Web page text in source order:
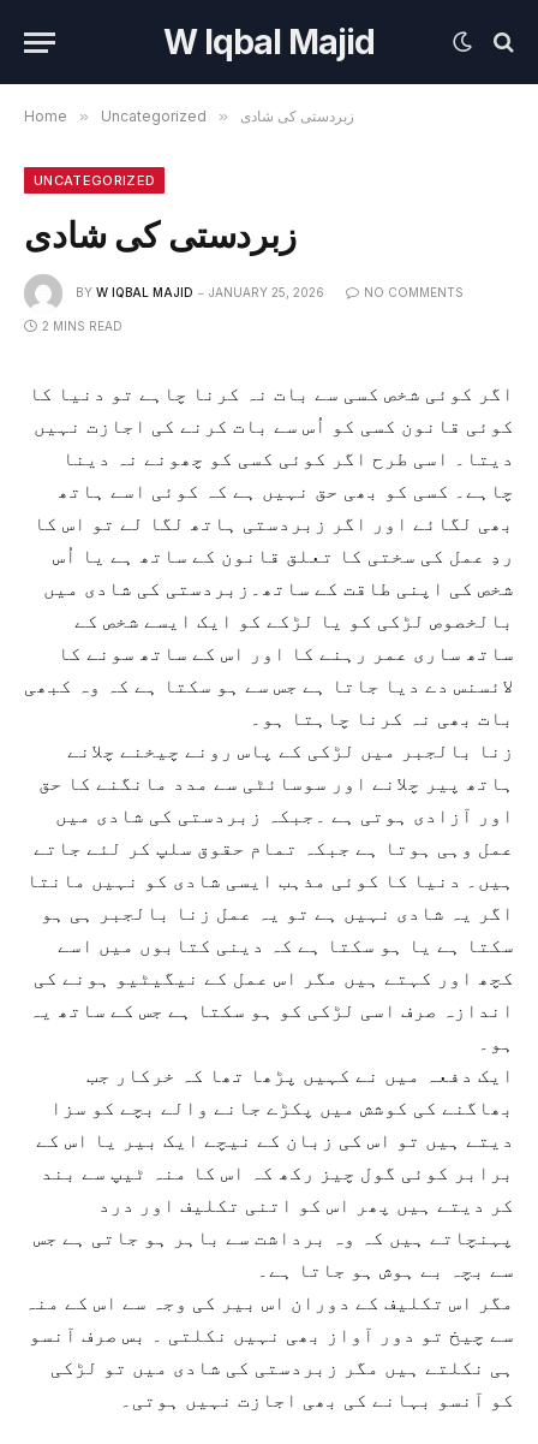
W Iqbal Majid
Home » Uncategorized » زبردستی کی شادی
UNCATEGORIZED
زبردستی کی شادی
BY W IQBAL MAJID JANUARY 25, 2026 NO COMMENTS
2 MINS READ
اگر کوئی شخص کسی سے بات نہ کرنا چاہے تو دنیا کا
کوئی قانون کسی کو اُس سے بات کرنے کی اجازت نہیں
دیتا۔ اسی طرح اگر کوئی کسی کو چھونے نہ دینا
چاہے۔ کسی کو بھی حق نہیں ہے کہ کوئی اسے ہاتھ
بھی لگائے اور اگر زبردستی ہاتھ لگا لے تو اس کا
ردِ عمل کی سختی کا تعلق قانون کے ساتھ ہے یا اُس
شخص کی اپنی طاقت کے ساتھ۔زبردستی کی شادی میں
بالخصوص لڑکی کو یا لڑکے کو ایک ایسے شخص کے
ساتھ ساری عمر رہنے کا اور اس کے ساتھ سونے کا
لائسنس دے دیا جاتا ہے جس سے ہو سکتا ہے کہ وہ کبھی
بات بھی نہ کرنا چاہتا ہو۔
زنا بالجبر میں لڑکی کے پاس رونے چیخنے چلانے
ہاتھ پیر چلانے اور سوسائٹی سے مدد مانگنے کا حق
اور آزادی ہوتی ہے ۔جبکہ زبردستی کی شادی میں
عمل وہی ہوتا ہے جبکہ تمام حقوق سلپ کر لئے جاتے
ہیں۔ دنیا کا کوئی مذہب ایسی شادی کو نہیں مانتا
اگر یہ شادی نہیں ہے تو یہ عمل زنا بالجبر ہی ہو
سکتا ہے یا ہو سکتا ہے کہ دینی کتابوں میں اسے
کچھ اور کہتے ہیں مگر اس عمل کے نیگیٹیو ہونے کی
اندازہ صرف اسی لڑکی کو ہو سکتا ہے جس کے ساتھ یہ
ہو۔
ایک دفعہ میں نے کہیں پڑھا تھا کہ خرکار جب
بھاگنے کی کوشش میں پکڑے جانے والے بچے کو سزا
دیتے ہیں تو اس کی زبان کے نیچے ایک بیر یا اس کے
برابر کوئی گول چیز رکھ کہ اس کا منہ ٹیپ سے بند
کر دیتے ہیں پھر اس کو اتنی تکلیف اور درد
پہنچاتے ہیں کہ وہ برداشت سے باہر ہو جاتی ہے جس
سے بچہ بے ہوش ہو جاتا ہے۔
مگر اس تکلیف کے دوران اس بیر کی وجہ سے اس کے منہ
سے چیخ تو دور آواز بھی نہیں نکلتی ۔ بس صرف آنسو
ہی نکلتے ہیں مگر زبردستی کی شادی میں تو لڑکی
کو آنسو بہانے کی بھی اجازت نہیں ہوتی۔